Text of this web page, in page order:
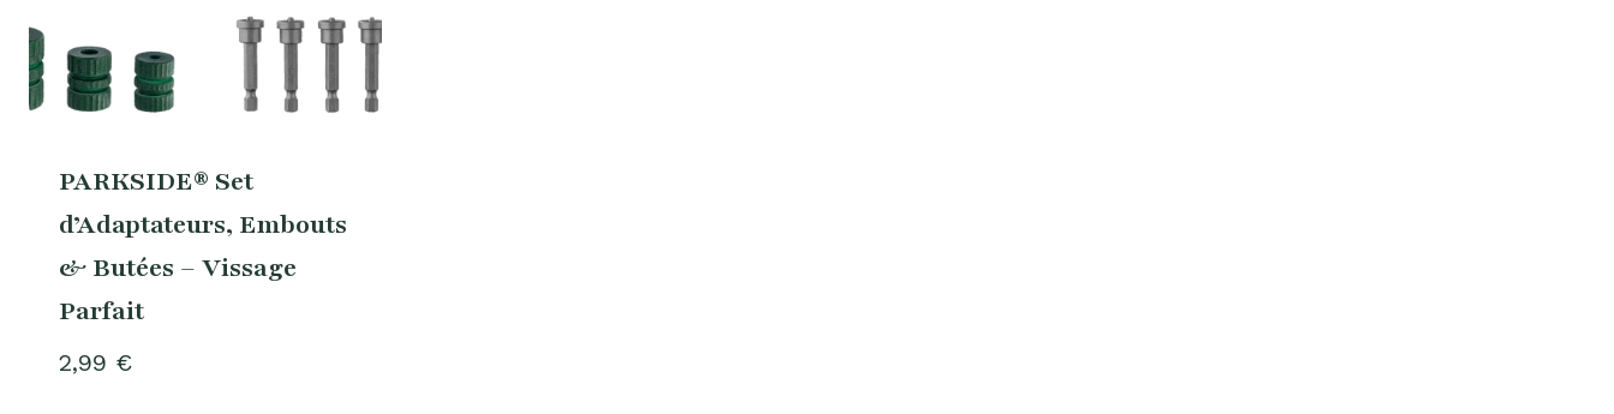
PARKSIDE® Set
d’Adaptateurs, Embouts
& Butées – Vissage
Parfait
2,99 €